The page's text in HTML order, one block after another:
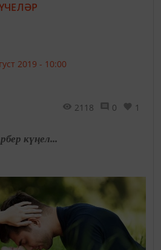
2019 - 10:00
2118 0 1
күңел...